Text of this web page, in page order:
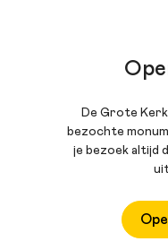
De Grote
bezochte
je bezoek altijd